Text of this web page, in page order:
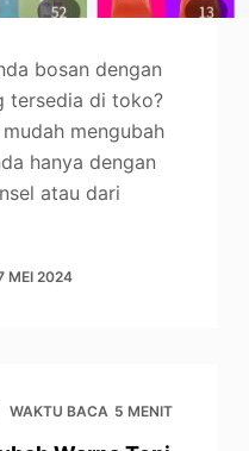
bosan dengan
tersedia di toko?
mengubah
hanya dengan
atau dari
MEI 2024
WAKTU BACA 5 MENIT